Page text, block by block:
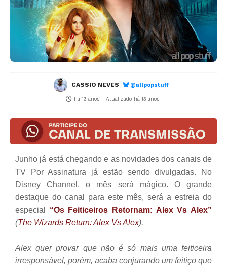
CASSIO NEVES @allpopstuff
há 13 anos - Atualizado há 13 anos
Junho já está chegando e as novidades dos canais de
TV Por Assinatura já estão sendo divulgadas. No
Disney Channel, o mês será mágico. O grande
destaque do canal para este mês, será a estreia do
especial “Os Feiticeiros Retornam: Alex Vs Alex”
(The Wizards Return: Alex Vs Alex).
Alex quer provar que não é só mais uma feiticeira
irresponsável, porém, acaba conjurando um feitiço que